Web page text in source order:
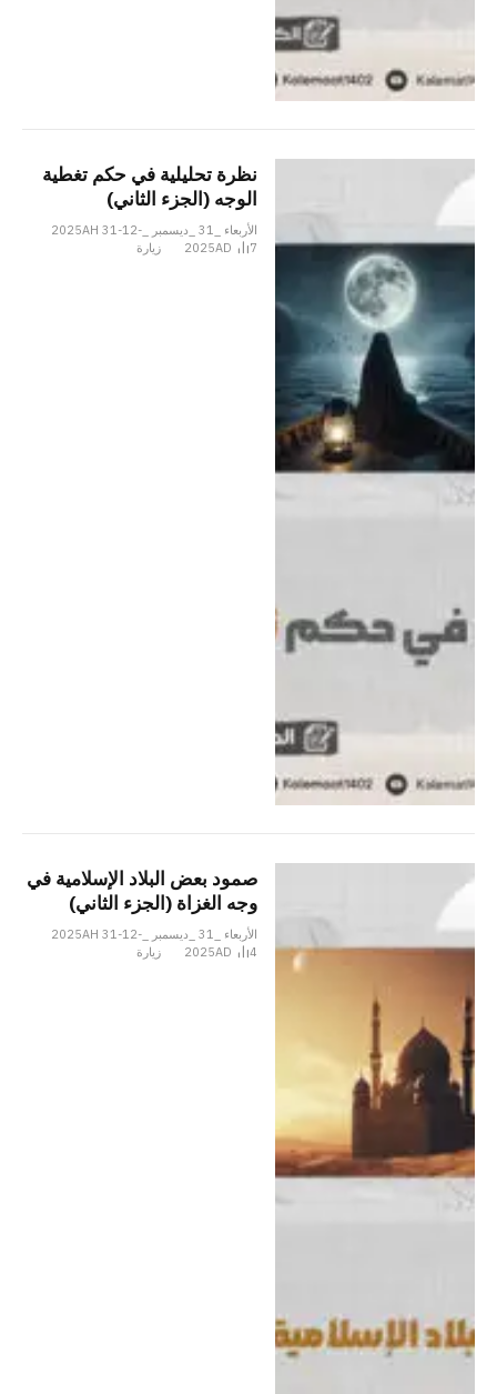
نظرة تحليلية في حكم تغطية
الوجه (الجزء الثاني)
الأربعاء _31 _ديسمبر _2025AH 31-12-
2025AD
7 زيارة
صمود بعض البلاد الإسلامية في
وجه الغزاة (الجزء الثاني)
الأربعاء _31 _ديسمبر _2025AH 31-12-
2025AD
4 زيارة